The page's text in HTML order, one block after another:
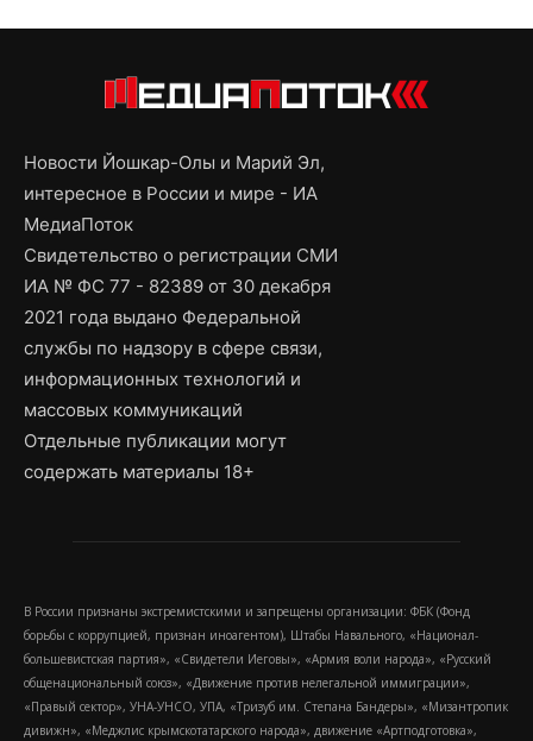
Новости Йошкар-Олы и Марий Эл,
интересное в России и мире - ИА
МедиаПоток
Свидетельство о регистрации СМИ
ИА № ФС 77 - 82389 от 30 декабря
2021 года выдано Федеральной
службы по надзору в сфере связи,
информационных технологий и
массовых коммуникаций
Отдельные публикации могут
содержать материалы 18+
В России признаны экстремистскими и запрещены организации: ФБК (Фонд
борьбы с коррупцией, признан иноагентом), Штабы Навального, «Национал-
большевистская партия», «Свидетели Иеговы», «Армия воли народа», «Русский
общенациональный союз», «Движение против нелегальной иммиграции»,
«Правый сектор», УНА-УНСО, УПА, «Тризуб им. Степана Бандеры», «Мизантропик
дивижн», «Меджлис крымскотатарского народа», движение «Артподготовка»,